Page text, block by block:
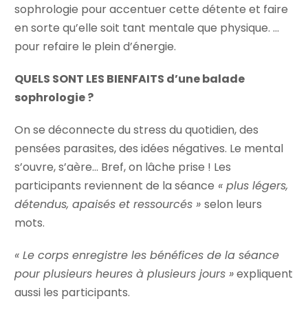
sophrologie pour accentuer cette détente et faire
en sorte qu’elle soit tant mentale que physique. …
pour refaire le plein d’énergie.
QUELS SONT LES BIENFAITS d’une balade
sophrologie ?
On se déconnecte du stress du quotidien, des
pensées parasites, des idées négatives. Le mental
s’ouvre, s’aère… Bref, on lâche prise ! Les
participants reviennent de la séance « plus légers,
détendus, apaisés et ressourcés » selon leurs
mots.
« Le corps enregistre les bénéfices de la séance
pour plusieurs heures à plusieurs jours »expliquent
aussi les participants.